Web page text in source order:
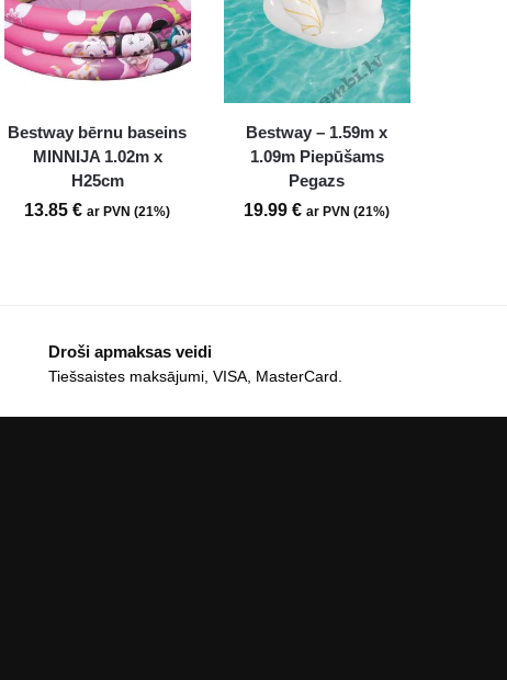
Bestway bērnu baseins
MINNIJA 1.02m x
H25cm
13.85€ ar PVN (21%)
Bestway – 1.59m x
1.09m Piepūšams
Pegazs
19.99€ ar PVN (21%)
Droši apmaksas veidi
Tiešsaistes maksājumi, VISA, MasterCard.